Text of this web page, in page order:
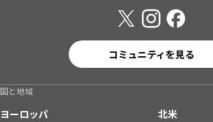
コミュニティを見る
国と地域
ヨーロッパ
北米